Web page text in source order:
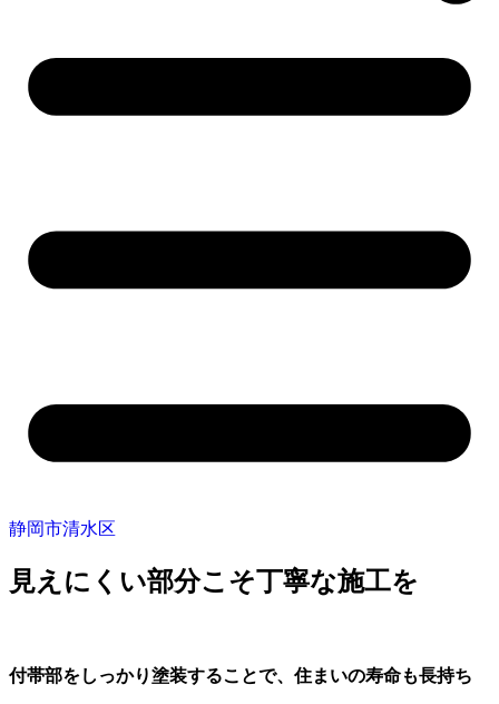
静岡市清水区
見えにくい部分こそ丁寧な施工を
付帯部をしっかり塗装することで、住まいの寿命も長持ち